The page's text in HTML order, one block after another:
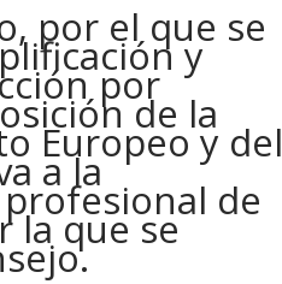
por el que se
y
por
de la
Europeo y del
a la
de
la que se